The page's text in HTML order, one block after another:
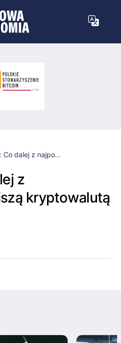
Co dalej z najpo...
z
kryptowalutą